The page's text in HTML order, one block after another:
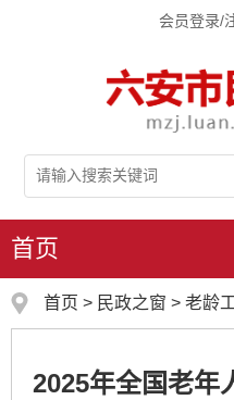
会员登录/
首页
首页 > 民政之窗 > 老龄
2025年全国老年